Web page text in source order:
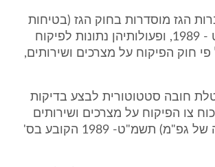
הגז מוסדרות בחוק הגז (בטיחות
ורישוי), התשמ"ט - 1989, ופעולותיהן נתונות לפיקוח
פי חוק הפיקוח על מצרכים ושירותים,
חובה סטטוטורית לבצע בדיקות
צו הפיקוח על מצרכים ושירותים
(הבטחת אספקה של גפ"מ) תשמ"ט- 1989 הקובע בס'